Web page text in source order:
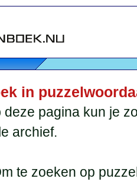
in
deze pagina kun je
archief.
te zoeken op